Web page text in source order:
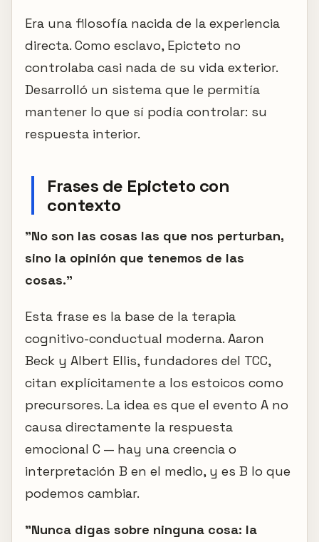
Era una filosofía nacida de la experiencia
directa. Como esclavo, Epicteto no
controlaba casi nada de su vida exterior.
Desarrolló un sistema que le permitía
mantener lo que sí podía controlar: su
respuesta interior.
Frases de Epicteto con
contexto
"No son las cosas las que nos perturban,
sino la opinión que tenemos de las
cosas."
Esta frase es la base de la terapia
cognitivo-conductual moderna. Aaron
Beck y Albert Ellis, fundadores del TCC,
citan explícitamente a los estoicos como
precursores. La idea es que el evento A no
causa directamente la respuesta
emocional C — hay una creencia o
interpretación B en el medio, y es B lo que
podemos cambiar.
"Nunca digas sobre ninguna cosa: la